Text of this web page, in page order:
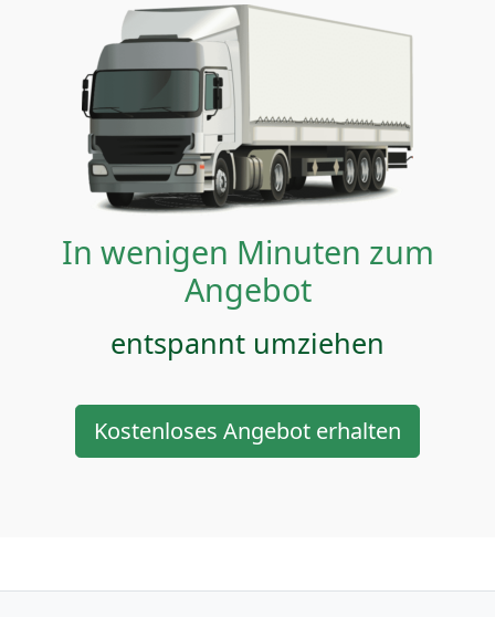
In wenigen Minuten zum
Angebot
entspannt umziehen
Kostenloses Angebot erhalten